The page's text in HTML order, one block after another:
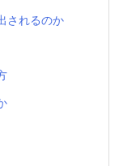
されるのか